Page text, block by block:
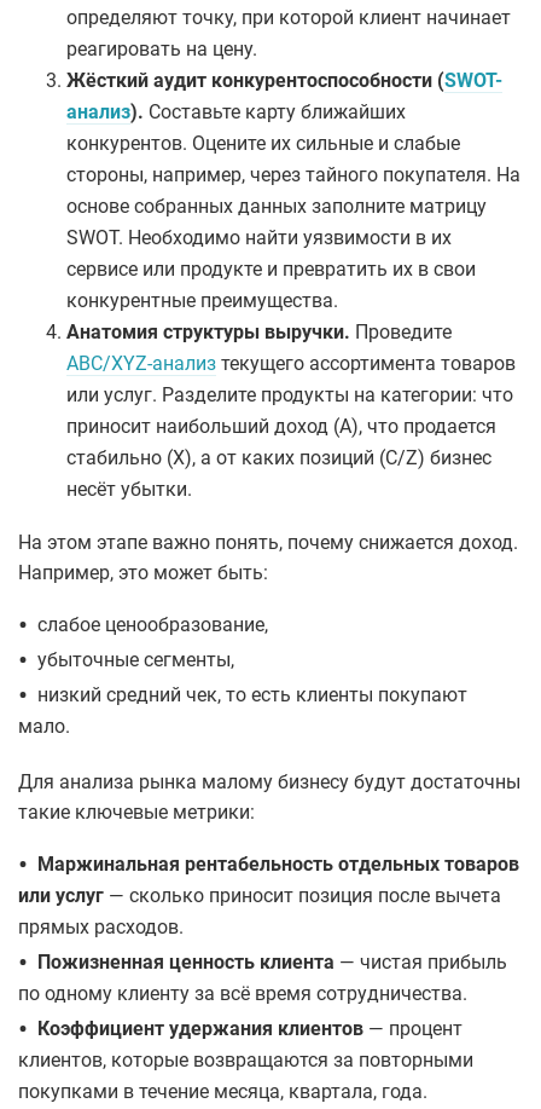
определяют точку, при которой клиент начинает
реагировать на цену.
​Жёсткий аудит конкурентоспособности (SWOT-
анализ). Составьте карту ближайших
конкурентов. Оцените их сильные и слабые
стороны, например, через тайного покупателя. На
основе собранных данных заполните матрицу
SWOT. Необходимо найти уязвимости в их
сервисе или продукте и превратить их в свои
конкурентные преимущества.
​Анатомия структуры выручки. ​ Проведите
ABC/XYZ-анализ текущего ассортимента товаров
или услуг. Разделите продукты на категории: что
приносит наибольший доход (А), что продается
стабильно (X), а от каких позиций (C/Z) бизнес
несёт убытки.
На этом этапе важно понять, почему снижается доход.
Например, это может быть:
• слабое ценообразование,
• убыточные сегменты,
• низкий средний чек, то есть клиенты покупают
мало.
Для анализа рынка малому бизнесу будут достаточны
такие ключевые метрики:
•
Маржинальная рентабельность отдельных товаров
или услуг — сколько приносит позиция после вычета
прямых расходов.
• Пожизненная ценность клиента — чистая прибыль
по одному клиенту за всё время сотрудничества.
• Коэффициент удержания клиентов — процент
клиентов, которые возвращаются за повторными
покупками в течение месяца, квартала, года.